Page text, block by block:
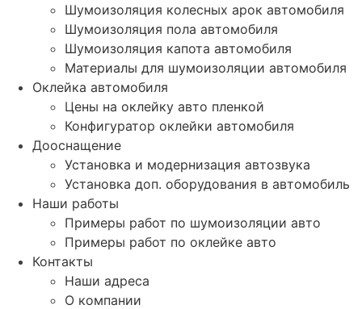
Шумоизоляция колесных арок автомобиля
Шумоизоляция пола автомобиля
Шумоизоляция капота автомобиля
Материалы для шумоизоляции автомобиля
Оклейка автомобиля
Цены на оклейку авто пленкой
Конфигуратор оклейки автомобиля
Дооснащение
Установка и модернизация автозвука
Установка доп. оборудования в автомобиль
Наши работы
Примеры работ по шумоизоляции авто
Примеры работ по оклейке авто
Контакты
Наши адреса
О компании